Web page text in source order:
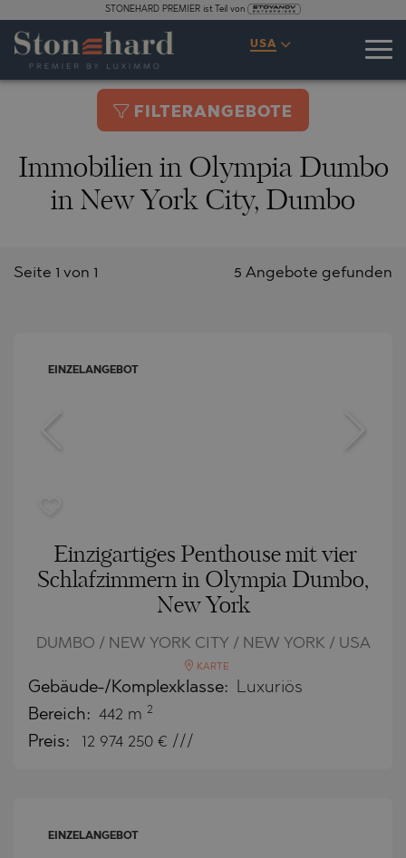
STONEHARD PREMIER ist Teil von
USA
FILTERANGEBOTE
Immobilien in Olympia Dumbo
in New York City, Dumbo
5 Angebote gefunden
Seite 1 von 1
EINZELANGEBOT
Einzigartiges Penthouse mit vier
Schlafzimmern in Olympia Dumbo,
New York
DUMBO / NEW YORK CITY / NEW YORK / USA
KARTE
Gebäude-/Komplexklasse: Luxuriös
Bereich: 442 m 2
Preis: 12 974 250 € ///
EINZELANGEBOT